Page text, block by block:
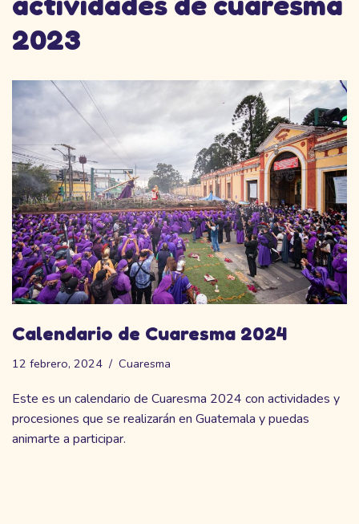
2023
Calendario de Cuaresma 2024
12 febrero, 2024 Cuaresma
Este es un calendario de Cuaresma 2024 con actividades y
procesiones que se realizarán en Guatemala y puedas
animarte a participar.